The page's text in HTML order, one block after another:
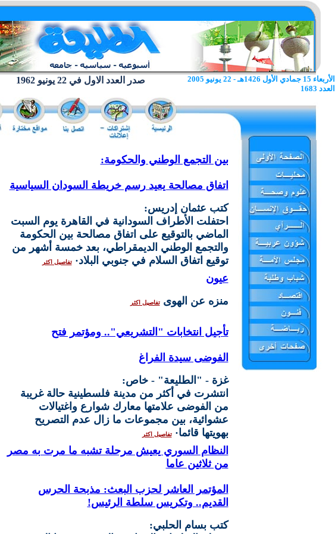
صدر العدد الاول في 22 يونيو 1962
الأربعاء 15 جمادي الأول 1426هـ - 22 يونيو 2005
العدد 1683
بين التجمع الوطني والحكومة:
اتفاق مصالحة يعيد رسم خريطة السودان السياسية
كتب عثمان إدريس:
احتفلت الأطراف السودانية في القاهرة يوم السبت
الماضي بالتوقيع على اتفاق مصالحة بين الحكومة
والتجمع الوطني الديمقراطي، بعد خمسة أشهر من
توقيع اتفاق السلام في جنوبي البلاد·تفاصيل اكثر
عيون
منزه عن الهوىتفاصيل اكثر
تأجيل انتخابات "التشريعي".. ومؤتمر فتح
الفوضى سيدة الفراغ
غزة - "الطليعة" - خاص:
انتشرت في أكثر من مدينة فلسطينية حالة غريبة
من الفوضى علامتها معارك شوارع واغتيالات
عشوائية، بين مجموعات ما زال عدم التصريح
بهويتها قائما·تفاصيل اكثر
النظام السوري يعيش مرحلة تشبه ما مرت به مصر
من ثلاثين عاما
المؤتمر العاشر لحزب البعث: مذبحة الحرس
القديم.. وتكريس سلطة الرئيس!
كتب بسام الحلبي: